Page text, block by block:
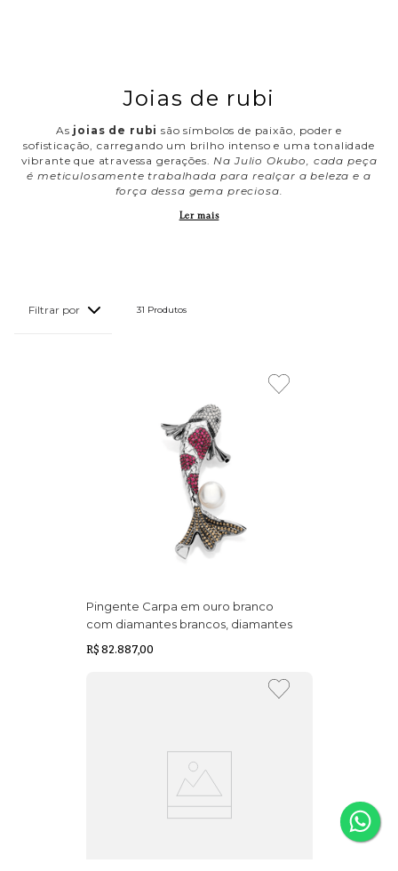
Joias de rubi
As joias de rubi são símbolos de paixão, poder e
sofisticação, carregando um brilho intenso e uma tonalidade
vibrante que atravessa gerações. Na Julio Okubo, cada peça
é meticulosamente trabalhada para realçar a beleza e a
força dessa gema preciosa.
Ler mais
31 Produtos
Pingente Carpa em ouro branco
com diamantes brancos, diamantes
black,diamantes brown, rubis e
pérola South Sea
R$ 82.887,00